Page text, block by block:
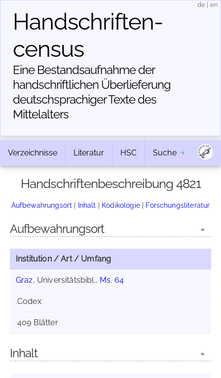
Handschriften­
census
Eine Bestandsaufnahme der
handschriftlichen Über­lieferung
deutschsprachiger Texte des
Mittelalters
de en
Verzeichnisse Literatur HSC Suche
Handschriftenbeschreibung 4821
Aufbewahrungsort | Inhalt | Kodikologie| Forschungsliteratur
Aufbewahrungsort
Institution / Art / Umfang
Graz, Universitätsbibl., Ms. 64
Codex
409 Blätter
Inhalt